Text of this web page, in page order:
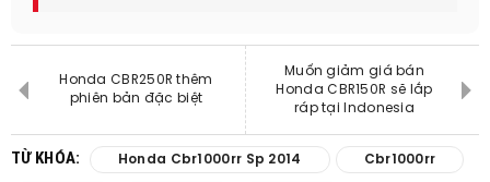
Honda CBR250R thêm
phiên bản đặc biệt
Muốn giảm giá bán
Honda CBR150R sẽ lắp
ráp tại Indonesia
TỪ KHÓA: Honda Cbr1000rr Sp 2014 Cbr1000rr